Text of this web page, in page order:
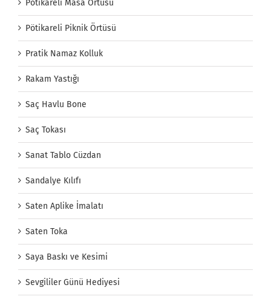
Pötikareli Masa Örtüsü
Pötikareli Piknik Örtüsü
Pratik Namaz Kolluk
Rakam Yastığı
Saç Havlu Bone
Saç Tokası
Sanat Tablo Cüzdan
Sandalye Kılıfı
Saten Aplike İmalatı
Saten Toka
Saya Baskı ve Kesimi
Sevgililer Günü Hediyesi